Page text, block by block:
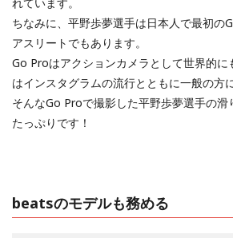
ちなみに、平野歩夢選手は日本人で最初の
アスリートでもあります。
Go Proはアクションカメラとして世界的に
はインスタグラムの流行とともに一般の方
そんなGo Proで撮影した平野歩夢選手の滑
たっぷりです！
beatsのモデルも務める